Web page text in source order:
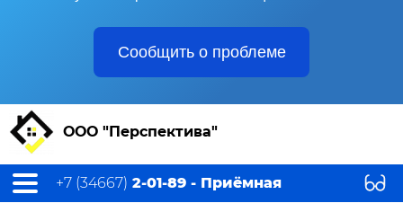
Сообщить о проблеме
ООО "Перспектива"
+7 (34667) 2-01-89 - Приёмная